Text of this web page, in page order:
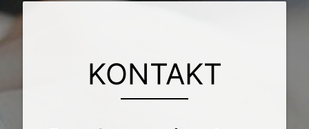
KONTAKT